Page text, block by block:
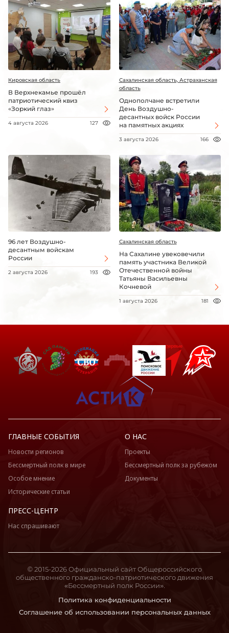
Кировская область
В Верхнекамье прошёл
патриотический квиз
«Зоркий глаз»
4 августа 2026 127
Сахалинская область, Астраханская
область
Однополчане встретили
День Воздушно-
десантных войск России
на памятных акциях
3 августа 2026 166
96 лет Воздушно-
десантным войскам
России
2 августа 2026 193
Сахалинская область
На Сахалине увековечили
память участника Великой
Отечественной войны
Татьяны Васильевны
Кочневой
1 августа 2026 181
ГЛАВНЫЕ СОБЫТИЯ
Новости регионов
Бессмертный полк в мире
Особое мнение
Исторические статьи
О НАС
Проекты
Бессмертный полк за рубежом
Документы
ПРЕСС-ЦЕНТР
Нас спрашивают
Политика конфиденциальности
Соглашение об использовании персональных данных
© 2015-2026 Официальный сайт Общероссийского
общественного гражданско-патриотического движения
«Бессмертный полк России».